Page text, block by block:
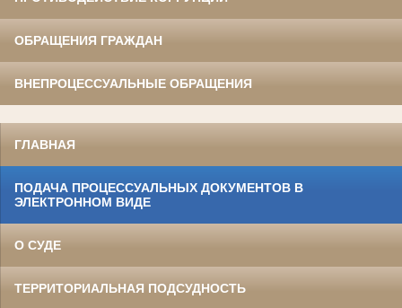
ОБРАЩЕНИЯ ГРАЖДАН
ВНЕПРОЦЕССУАЛЬНЫЕ ОБРАЩЕНИЯ
ГЛАВНАЯ
ПОДАЧА ПРОЦЕССУАЛЬНЫХ ДОКУМЕНТОВ В
ЭЛЕКТРОННОМ ВИДЕ
О СУДЕ
ТЕРРИТОРИАЛЬНАЯ ПОДСУДНОСТЬ